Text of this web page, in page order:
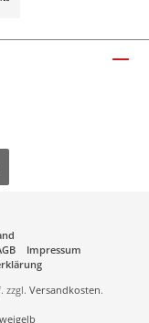
Impressum
zzgl. Versandkosten.